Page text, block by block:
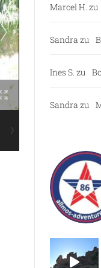
Marcel H. zu
Sandra zu
Ines S. zu
Sandra zu